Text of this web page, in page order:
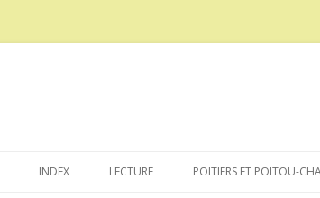
au
INDEX LECTURE POITIERS ET POITOU-